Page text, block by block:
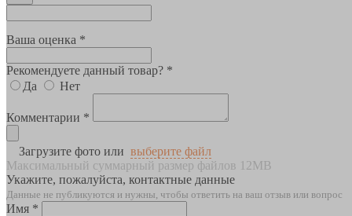
Ваша оценка *
Рекомендуете данный товар? *
Да
Нет
Комментарии *
Загрузите фото или выберите файл
Максимальный суммарный размер файлов 12MB
Укажите, пожалуйста, контактные данные
Данные не публикуются и нужны, чтобы ответить на ваш отзыв или вопрос
Имя *